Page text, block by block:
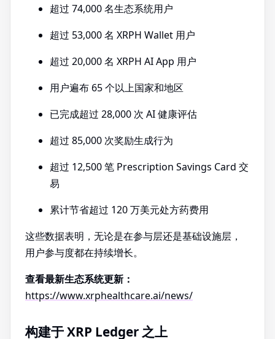
超过 74,000 名生态系统用户
超过 53,000 名 XRPH Wallet 用户
超过 20,000 名 XRPH AI App 用户
用户遍布 65 个以上国家和地区
已完成超过 28,000 次 AI 健康评估
超过 85,000 次奖励生成行为
超过 12,500 笔 Prescription Savings Card 交
易
累计节省超过 120 万美元处方药费用
这些数据表明，无论是在参与层还是基础设施层，
用户参与度都在持续增长。
查看最新生态系统更新：
https://www.xrphealthcare.ai/news/
构建于 XRP Ledger 之上